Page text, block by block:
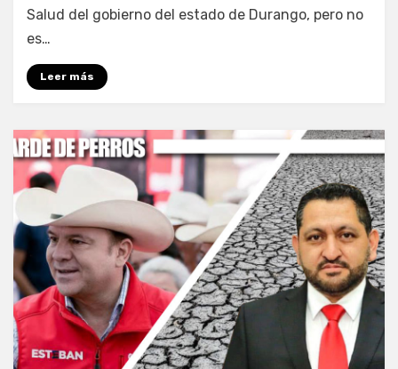
Salud del gobierno del estado de Durango, pero no
es…
Leer más